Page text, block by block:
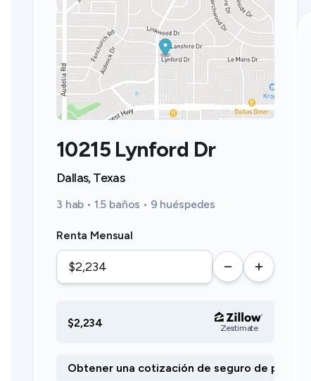
10215 Lynford Dr
Dallas, Texas
3 hab • 1.5 baños • 9 huéspedes
Renta Mensual
$2,234 Zestimate